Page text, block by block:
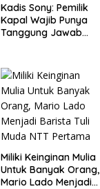
Kadis Sony: Pemilik
Kapal Wajib Punya
Tanggung Jawab
Miliki Keinginan Mulia
Untuk Banyak Orang,
Mario Lado Menjadi